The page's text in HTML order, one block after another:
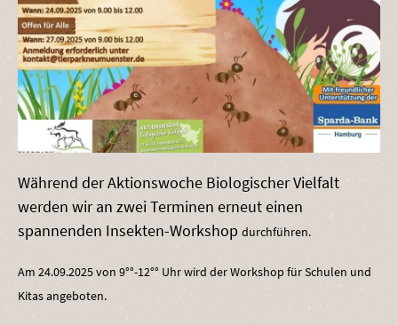
Während der Aktionswoche Biologischer Vielfalt
werden wir an zwei Terminen erneut einen
spannenden Insekten-Workshop durchführen.
Am 24.09.2025 von 9°°-12°° Uhr wird der Workshop für Schulen und
Kitas angeboten.